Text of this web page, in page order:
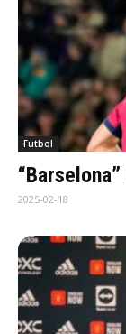
Futbol
2025-02-18